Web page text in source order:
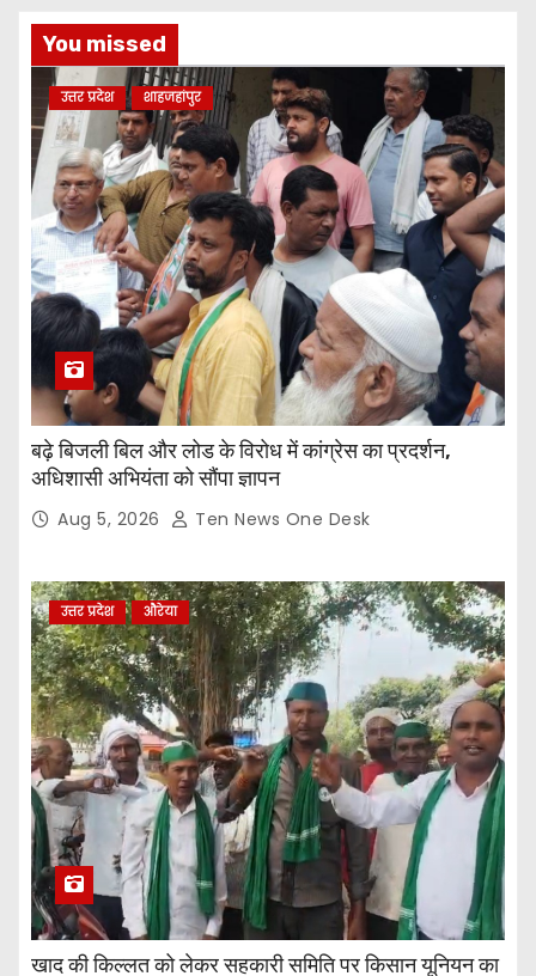
You missed
उत्तर प्रदेश शाहजहांपुर
बढ़े बिजली बिल और लोड के विरोध में कांग्रेस का प्रदर्शन,
अधिशासी अभियंता को सौंपा ज्ञापन
Aug 5, 2026 Ten News One Desk
उत्तर प्रदेश औरेया
खाद की किल्लत को लेकर सहकारी समिति पर किसान यूनियन का